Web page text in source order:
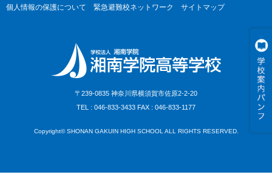
個人情報の保護について
緊急避難校ネットワーク サイトマップ
〒239-0835 神奈川県横須賀市佐原2-2-20
TEL : 046-833-3433 FAX : 046-833-1177
Copyright© SHONAN GAKUIN HIGH SCHOOL ALL RIGHTS RESERVED.